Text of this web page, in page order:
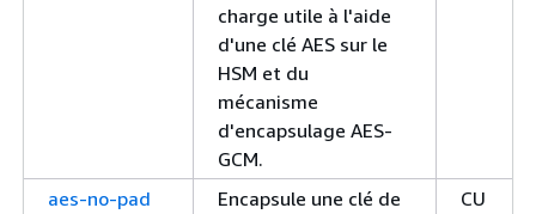
charge utile à l'aide
d'une clé AES sur le
HSM et du
mécanisme
d'encapsulage AES-
GCM.
aes-no-pad
Encapsule une clé de
CU